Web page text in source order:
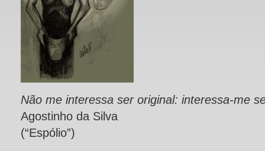
Não me interessa ser original: interessa-me
Agostinho da Silva
(“Espólio”)